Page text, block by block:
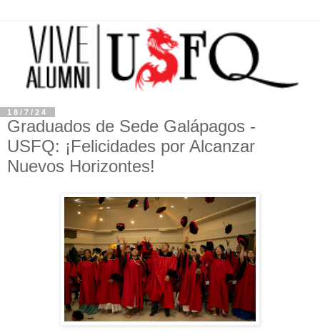
18/7/24
Graduados de Sede Galápagos -
USFQ: ¡Felicidades por Alcanzar
Nuevos Horizontes!